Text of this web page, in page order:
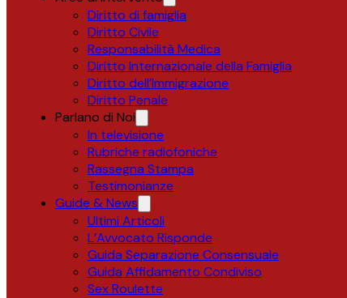
Diritto di famiglia
Diritto Civile
Responsabilità Medica
Diritto Internazionale della Famiglia
Diritto dell’Immigrazione
Diritto Penale
Parlano di Noi
In televisione
Rubriche radiofoniche
Rassegna Stampa
Testimonianze
Guide & News
Ultimi Articoli
L’Avvocato Risponde
Guida Separazione Consensuale
Guida Affidamento Condiviso
Sex Roulette